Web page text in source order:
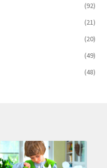
(92)
(21)
(20)
(49)
(48)